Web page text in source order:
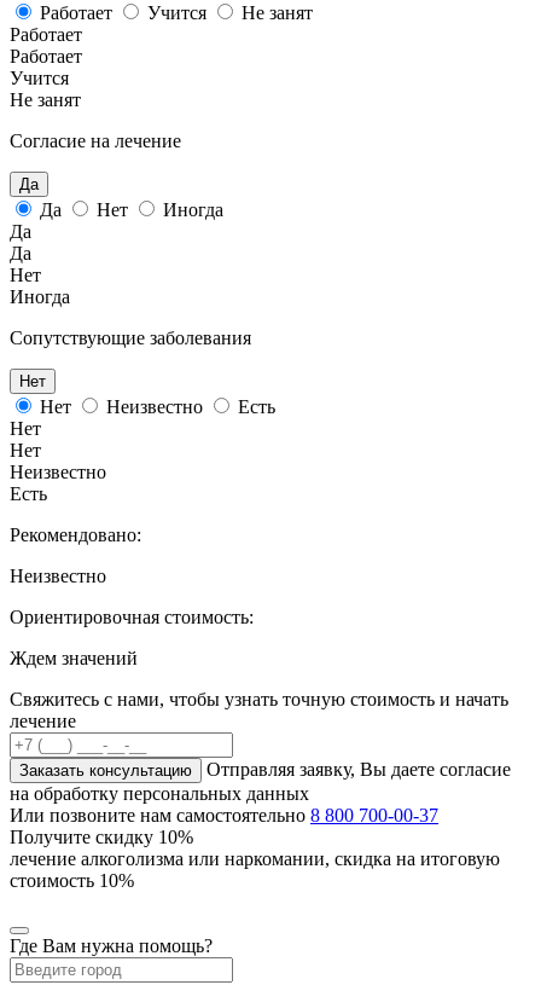
Работает Учится
Не занят
Работает
Работает
Учится
Не занят
Согласие на лечение
Да
Да Нет
Иногда
Да
Да
Нет
Иногда
Сопутствующие заболевания
Нет
Нет Неизвестно
Есть
Нет
Нет
Неизвестно
Есть
Рекомендовано:
Неизвестно
Ориентировочная стоимость:
Ждем значений
Свяжитесь с нами, чтобы узнать точную стоимость и начать
лечение
Заказать консультацию
Отправляя заявку, Вы даете согласие
на обработку персональных данных
Или позвоните нам самостоятельно 8 800 700-00-37
Получите скидку 10%
лечение алкоголизма или наркомании, скидка на итоговую
стоимость 10%
Где Вам нужна помощь?